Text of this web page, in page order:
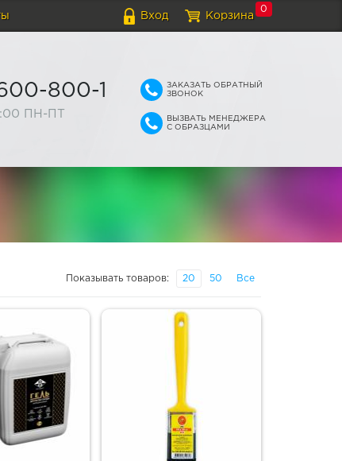
Вход Корзина
0
800-1
ПН-ПТ
ЗАКАЗАТЬ ОБРАТНЫЙ
ЗВОНОК
ВЫЗВАТЬ МЕНЕДЖЕРА
С ОБРАЗЦАМИ
Показывать товаров: 20 50 Все